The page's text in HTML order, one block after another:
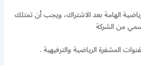
الهامة بعد الاشتراك، ويجب أن تمتلك
من الشركة
المشفرة الرياضية والترفيهية .